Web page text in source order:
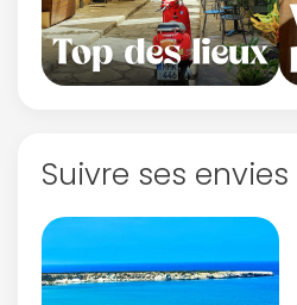
Suivre ses envies